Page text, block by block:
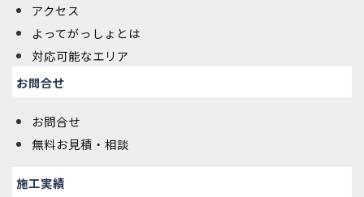
アクセス
よってがっしょとは
対応可能なエリア
お問合せ
お問合せ
無料お見積・相談
施工実績